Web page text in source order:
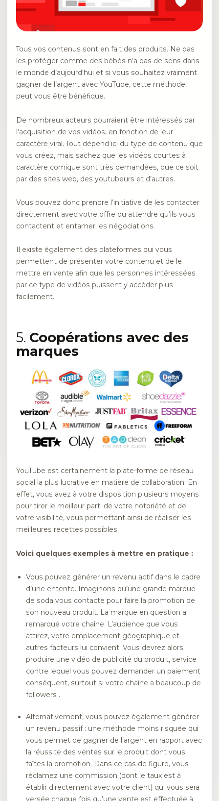
Tous vos contenus sont en fait des produits. Ne pas
les protéger comme des bébés n’a pas de sens dans
le monde d’aujourd’hui et si vous souhaitez vraiment
gagner de l’argent avec YouTube, cette méthode
peut vous être bénéfique.
De nombreux acteurs pourraient être intéressés par
l’acquisition de vos vidéos, en fonction de leur
caractère viral. Tout dépend ici du type de contenu que
vous créez, mais sachez que les vidéos courtes à
caractère comique sont très demandées, que ce soit
par des sites web, des youtubeurs et d’autres.
Vous pouvez donc prendre l’initiative de les contacter
directement avec votre offre ou attendre qu’ils vous
contactent et entamer les négociations.
Il existe également des plateformes qui vous
permettent de présenter votre contenu et de le
mettre en vente afin que les personnes intéressées
par ce type de vidéos puissent y accéder plus
facilement.
5. Coopérations avec des
marques
YouTube est certainement la plate-forme de réseau
social la plus lucrative en matière de collaboration. En
effet, vous avez à votre disposition plusieurs moyens
pour tirer le meilleur parti de votre notoriété et de
votre visibilité, vous permettant ainsi de réaliser les
meilleures recettes possibles.
Voici quelques exemples à mettre en pratique :
Vous pouvez générer un revenu actif dans le cadre
d’une entente. Imaginons qu’une grande marque
de soda vous contacte pour faire la promotion de
son nouveau produit. La marque en question a
remarqué votre chaîne. L’audience que vous
attirez, votre emplacement géographique et
autres facteurs lui convient. Vous devrez alors
produire une vidéo de publicité du produit, service
contre lequel vous pouvez demander un paiement
conséquent, surtout si votre chaîne a beaucoup de
followers .
Alternativement, vous pouvez également générer
un revenu passif : une méthode moins risquée qui
vous permet de gagner de l’argent en rapport avec
la réussite des ventes sur le produit dont vous
faîtes la promotion. Dans ce cas de figure, vous
réclamez une commission (dont le taux est à
établir directement avec votre client) qui vous sera
versée chaque fois qu’une vente est effectuée à